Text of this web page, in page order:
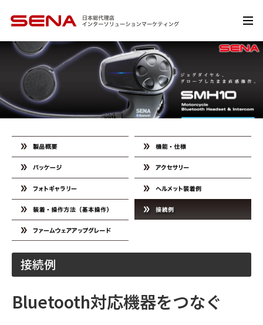
接続例
Bluetooth対応機器をつなぐ